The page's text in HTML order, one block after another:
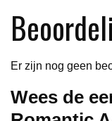
Er zijn nog geen
Wees de